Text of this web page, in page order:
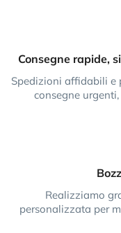
Consegne rapide,
Spedizioni affidabili e
consegne
Realizziamo
personalizzata per